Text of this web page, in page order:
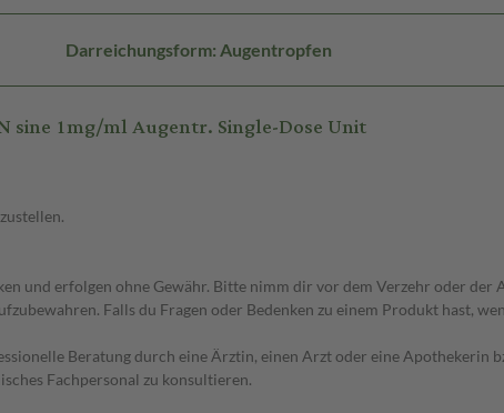
Darreichungsform: Augentropfen
1mg/ml Augentr. Single-Dose Unit
und erfolgen ohne Gewähr. Bitte nimm dir vor dem Verzehr oder
Falls du Fragen oder Bedenken zu einem Produkt hast,
Beratung durch eine Ärztin, einen Arzt oder eine Apothekerin
Fachpersonal zu konsultieren.